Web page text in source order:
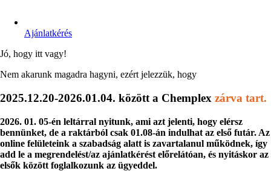
Ajánlatkérés
Jó, hogy itt vagy!
Nem akarunk magadra hagyni, ezért jelezzük, hogy
2025.12.20-2026.01.04. között a Chemplex zárva tart.
2026. 01. 05-én leltárral nyitunk, ami azt jelenti, hogy elérsz
bennünket, de a raktárból csak 01.08-án indulhat az első futár. Az
online felületeink a szabadság alatt is zavartalanul működnek, így
add le a megrendelést/az ajánlatkérést előrelátóan, és nyitáskor az
elsők között foglalkozunk az ügyeddel.